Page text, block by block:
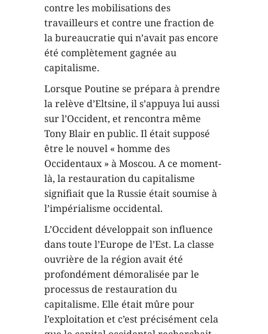
contre les mobilisations des
travailleurs et contre une fraction de
la bureaucratie qui n’avait pas encore
été complètement gagnée au
capitalisme.
Lorsque Poutine se prépara à prendre
la relève d’Eltsine, il s’appuya lui aussi
sur l’Occident, et rencontra même
Tony Blair en public. Il était supposé
être le nouvel « homme des
Occidentaux » à Moscou. A ce moment-
là, la restauration du capitalisme
signifiait que la Russie était soumise à
l’impérialisme occidental.
L’Occident développait son influence
dans toute l’Europe de l’Est. La classe
ouvrière de la région avait été
profondément démoralisée par le
processus de restauration du
capitalisme. Elle était mûre pour
l’exploitation et c’est précisément cela